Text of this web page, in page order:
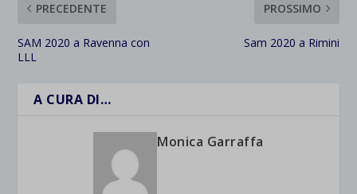
PRECEDENTE
SAM 2020 a Ravenna con
LLL
PROSSIMO
Sam 2020 a Rimini
A CURA DI…
Monica Garraffa